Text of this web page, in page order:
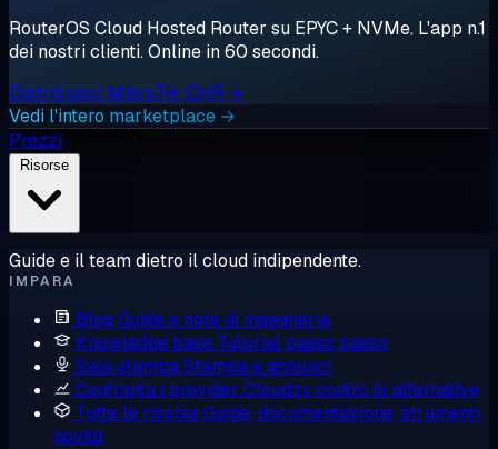
RouterOS Cloud Hosted Router su EPYC + NVMe. L'app n.1
dei nostri clienti. Online in 60 secondi.
Distribuisci MikroTik CHR →
Vedi l'intero marketplace →
Prezzi
Guide e il team dietro il cloud indipendente.
IMPARA
Blog Guide e note di ingegneria
Knowledge base Tutorial passo passo
Sala stampaStampa e annunci
Confronta i provider Cloudzy contro le alternative
Tutte le risorseGuide, documentazione, strumenti,
novità